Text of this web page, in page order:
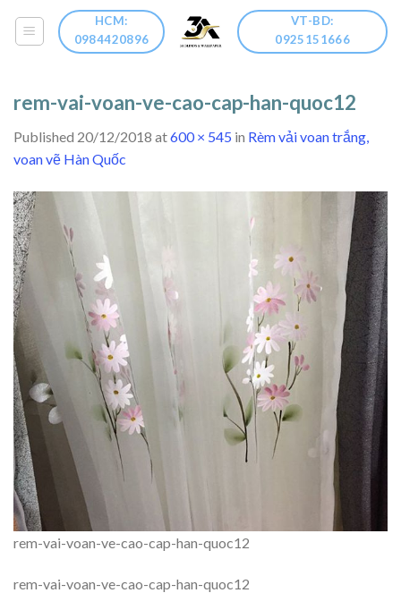
HCM:
0984420896
VT-BD:
0925151666
rem-vai-voan-ve-cao-cap-han-quoc12
Published 20/12/2018 at600 × 545 in Rèm vải voan trắng,
voan vẽ Hàn Quốc
rem-vai-voan-ve-cao-cap-han-quoc12
rem-vai-voan-ve-cao-cap-han-quoc12